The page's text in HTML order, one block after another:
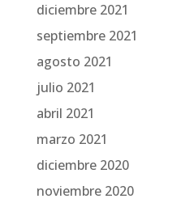
diciembre 2021
septiembre 2021
agosto 2021
julio 2021
abril 2021
marzo 2021
diciembre 2020
noviembre 2020